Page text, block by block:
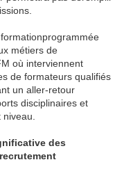
métiers de
où interviennent
de formateurs qualifiés
un aller-retour
disciplinaires et
des